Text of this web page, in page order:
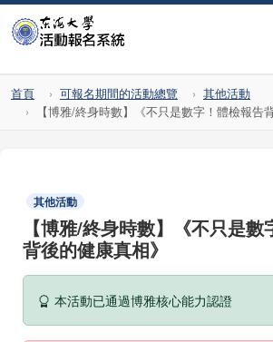
首頁 可報名期間的活動總覽
其他活動
【博雅/終身時數】《不只是數字！體檢報告
其他活動
【博雅/終身時數】《不只是
背後的健康真相》
本活動已通過博雅核心能力認證